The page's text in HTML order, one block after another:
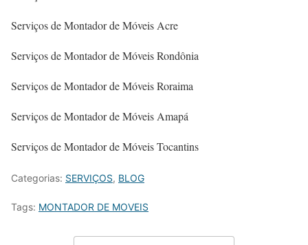
Serviços de Montador de Móveis Acre
Serviços de Montador de Móveis Rondônia
Serviços de Montador de Móveis Roraima
Serviços de Montador de Móveis Amapá
Serviços de Montador de Móveis Tocantins
Categorias: SERVIÇOS, BLOG
Tags: MONTADOR DE MOVEIS